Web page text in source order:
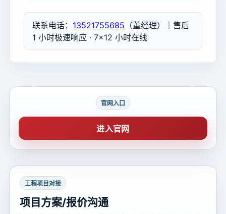
联系电话： 13521755685 （董经理）｜售后
1 小时极速响应 · 7×12 小时在线
官网入口
进入官网
工程项目对接
项目方案/报价沟通